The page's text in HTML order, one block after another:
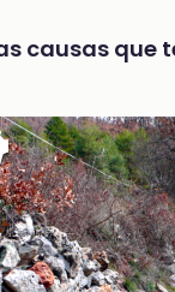
causas que